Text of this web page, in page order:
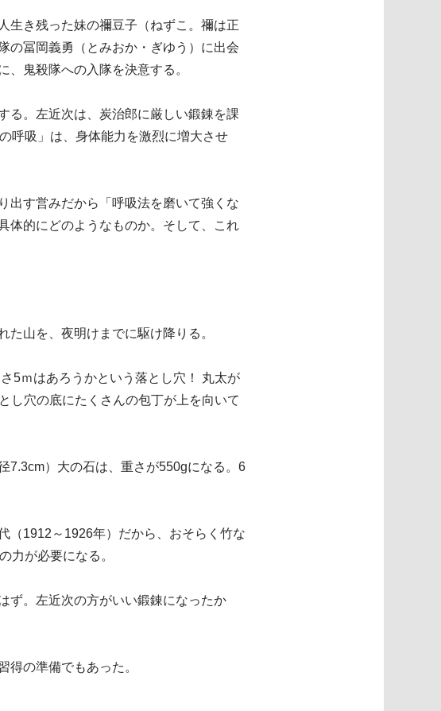
生き残った妹の禰豆子（ねずこ。禰は正
の冨岡義勇（とみおか・ぎゆう）に出会
鬼殺隊への入隊を決意する。
る。左近次は、炭治郎に厳しい鍛錬を課
呼吸」は、身体能力を激烈に増大させ
出す営みだから「呼吸法を磨いて強くな
体的にどのようなものか。そして、これ
山を、夜明けまでに駆け降りる。
5ｍはあろうかという落とし穴！ 丸太が
し穴の底にたくさんの包丁が上を向いて
7.3cm）大の石は、重さが550gになる。6
（1912～1926年）だから、おそらく竹な
力が必要になる。
ず。左近次の方がいい鍛錬になったか
得の準備でもあった。